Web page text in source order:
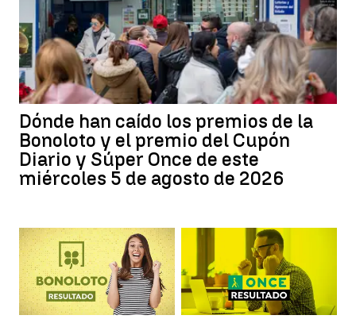
Dónde han caído los premios de la
Bonoloto y el premio del Cupón
Diario y Súper Once de este
miércoles 5 de agosto de 2026